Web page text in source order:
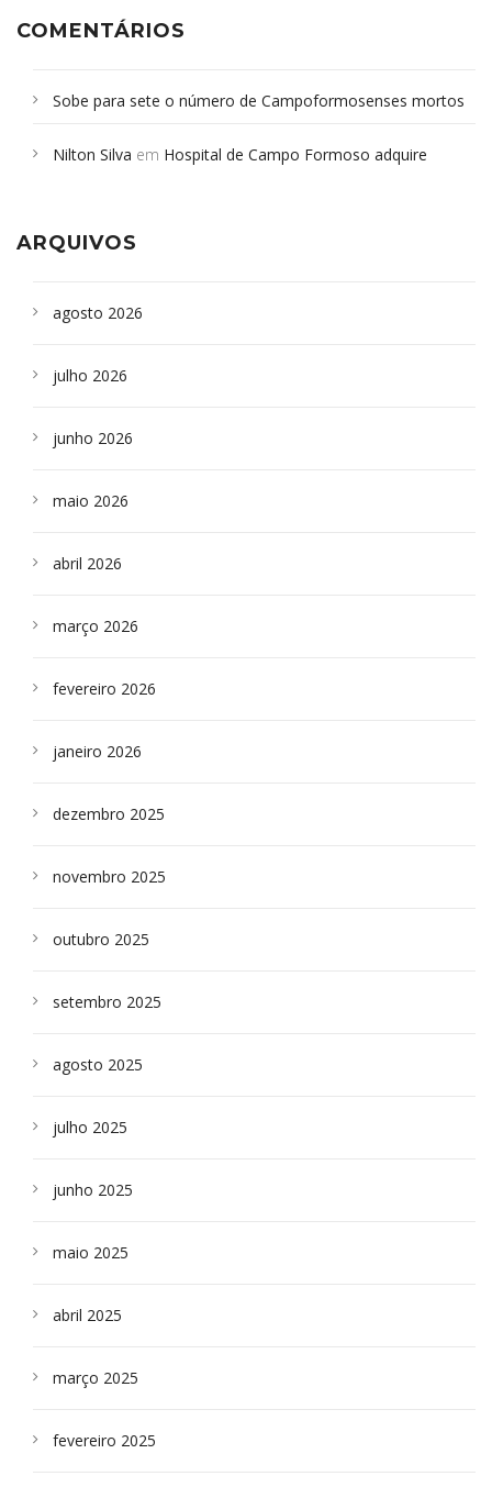
COMENTÁRIOS
Sobe para sete o número de Campoformosenses mortos
Campoformosenses que morreram em desabamentos são
Nilton Silva em Hospital de Campo Formoso adquire
ARQUIVOS
agosto 2026
julho 2026
junho 2026
maio 2026
abril 2026
março 2026
fevereiro 2026
janeiro 2026
dezembro 2025
novembro 2025
outubro 2025
setembro 2025
agosto 2025
julho 2025
junho 2025
maio 2025
abril 2025
março 2025
fevereiro 2025